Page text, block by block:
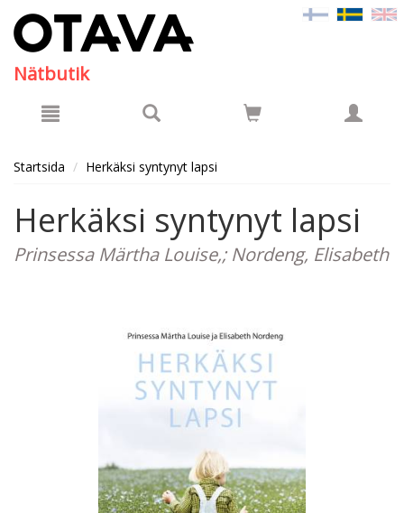
Nätbutik
Startsida Herkäksi syntynyt lapsi
Herkäksi syntynyt lapsi
Prinsessa Märtha Louise,; Nordeng, Elisabeth